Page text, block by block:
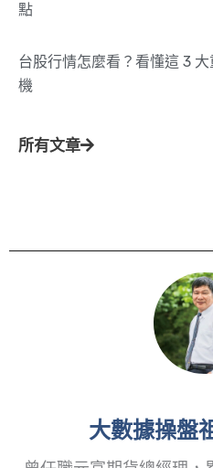
點
台股行情怎麼看？看懂這 3
機
所有文章
大數據操盤